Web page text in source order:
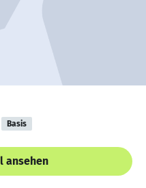
Basis
ansehen